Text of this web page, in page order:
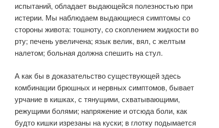
испытаний, обладает выдающейся полезностью при
истерии. Мы наблюдаем выдающиеся симптомы со
стороны живота: тошноту, со скоплением жидкости во
рту; печень увеличена; язык велик, вял, с желтым
налетом; больная должна спешить на стул.
А как бы в доказательство существующей здесь
комбинации брюшных и нервных симптомов, бывает
урчание в кишках, с тянущими, схватывающими,
режущими болями; напряжение и отсюда боли, как
будто кишки изрезаны на куски; в глотку подымается